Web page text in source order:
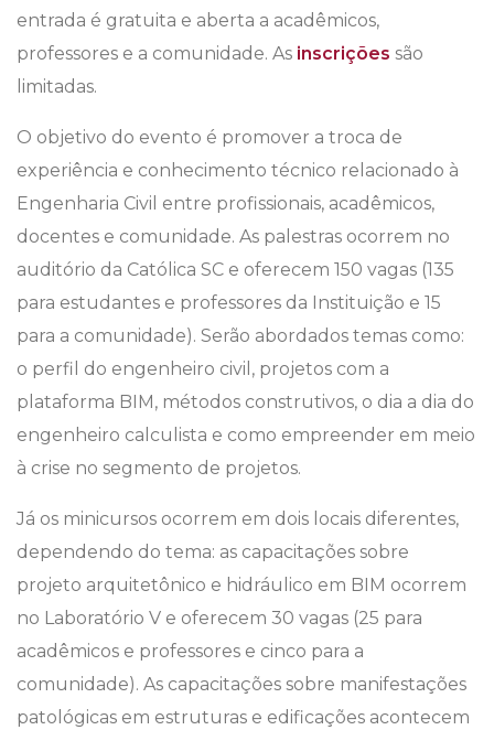
entrada é gratuita e aberta a acadêmicos,
professores e a comunidade. As inscrições são
limitadas.
O objetivo do evento é promover a troca de
experiência e conhecimento técnico relacionado à
Engenharia Civil entre profissionais, acadêmicos,
docentes e comunidade. As palestras ocorrem no
auditório da Católica SC e oferecem 150 vagas (135
para estudantes e professores da Instituição e 15
para a comunidade). Serão abordados temas como:
o perfil do engenheiro civil, projetos com a
plataforma BIM, métodos construtivos, o dia a dia do
engenheiro calculista e como empreender em meio
à crise no segmento de projetos.
Já os minicursos ocorrem em dois locais diferentes,
dependendo do tema: as capacitações sobre
projeto arquitetônico e hidráulico em BIM ocorrem
no Laboratório V e oferecem 30 vagas (25 para
acadêmicos e professores e cinco para a
comunidade). As capacitações sobre manifestações
patológicas em estruturas e edificações acontecem